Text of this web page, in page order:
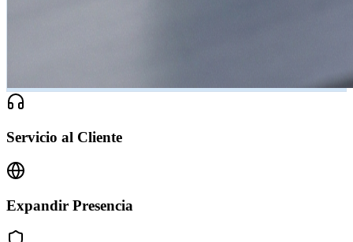
Servicio al Cliente
Expandir Presencia